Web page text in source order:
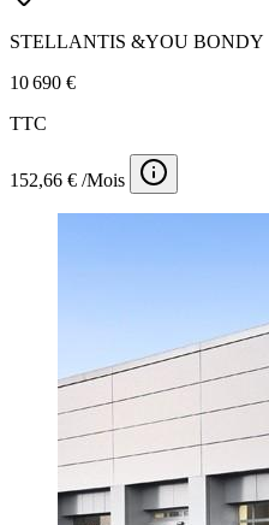
STELLANTIS &YOU BONDY
10 690 €
TTC
152,66 € /Mois